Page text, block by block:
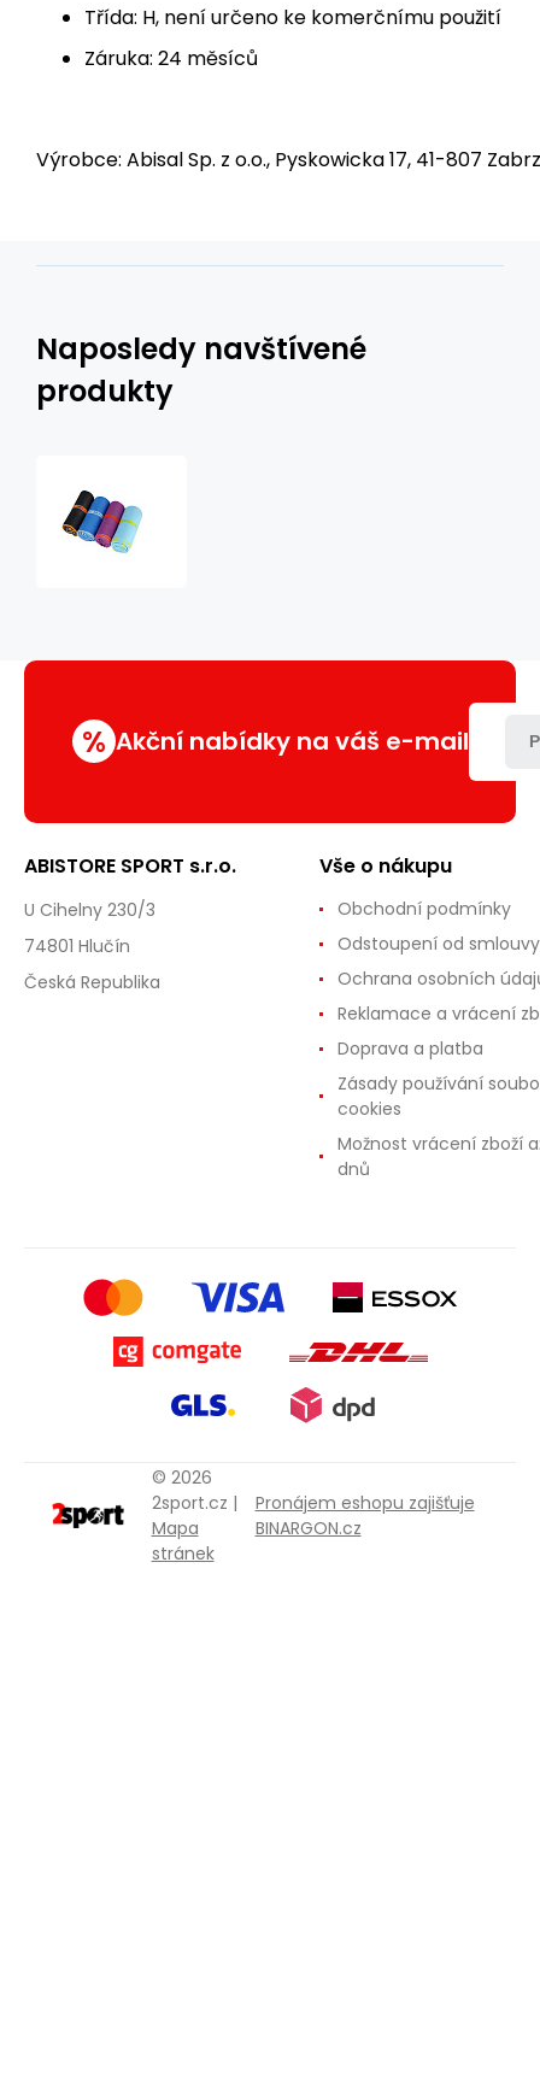
Třída: H, není určeno ke komerčnímu použití
Záruka: 24 měsíců
Výrobce: Abisal Sp. z o.o., Pyskowicka 17, 41-807
Naposledy navštívené
produkty
modrý
% Akční nabídky na váš e-mail
ABISTORE SPORT s.r.o.
U Cihelny 230/3
74801 Hlučín
Česká Republika
Vše o nákupu
Obchodní podmínky
Odstoupení od smlouvy
Ochrana osobních
Reklamace a vrácení
Doprava a platba
Zásady používání
cookies
Možnost vrácení zboží
dnů
© 2026
2sport.cz |
Mapa
stránek
Pronájem eshopu zajišťuje
BINARGON.cz